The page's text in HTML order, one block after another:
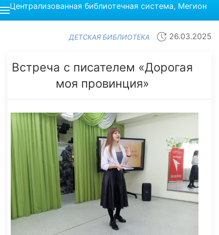
Централизованная библиотечная система, Мегион
ДЕТСКАЯ БИБЛИОТЕКА 26.03.2025
Встреча с писателем «Дорогая
моя провинция»